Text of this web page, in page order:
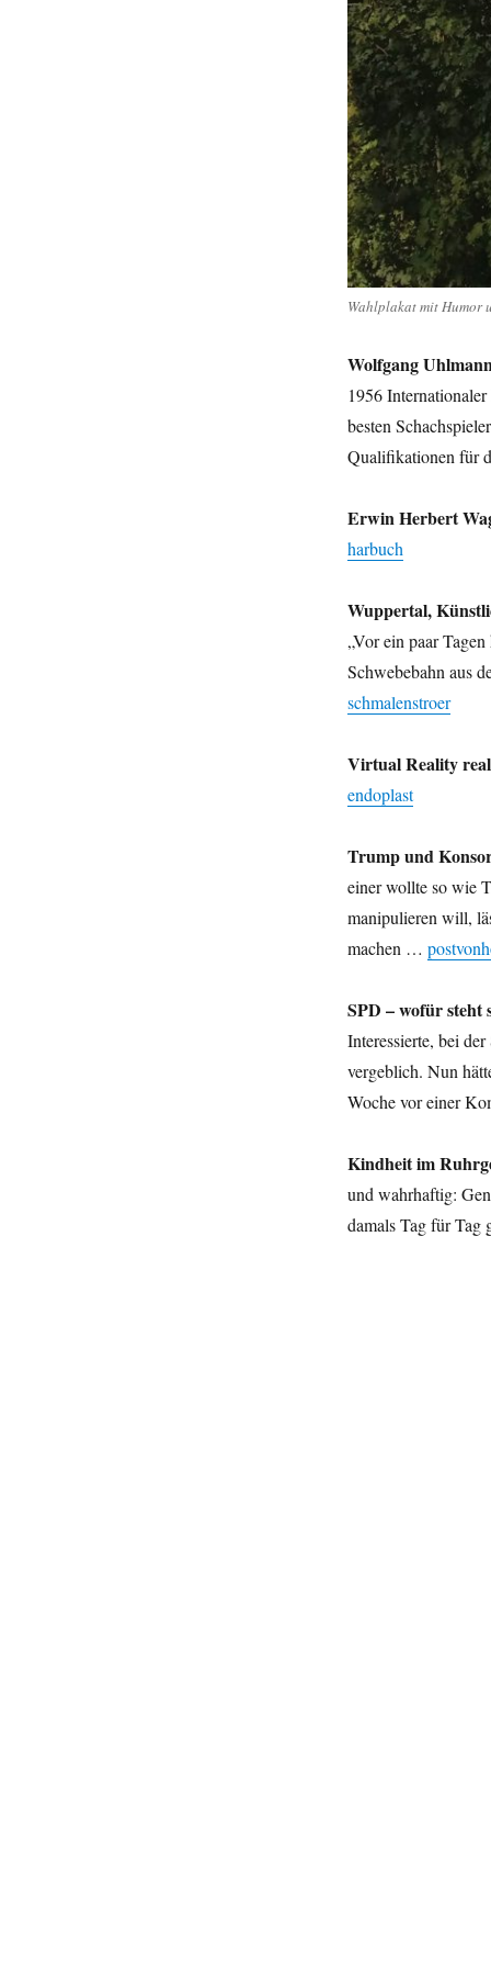
Wahlplakat mit Humor
Wolfgang
1956
besten
Qualifikationen für
Erwin Herbert
harbuch
Wuppertal,
„Vor ein paar
Schwebebahn aus
schmalenstroer
Virtual Reality
endoplast
Trump und
einer wollte so wie
manipulieren will,
machen …
SPD – wofür steht
Interessierte, bei
vergeblich. Nun
Woche vor einer
Kindheit im
und wahrhaftig:
damals Tag für Tag